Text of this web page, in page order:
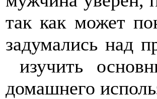
так как может
задумались над
изучить
домашнего